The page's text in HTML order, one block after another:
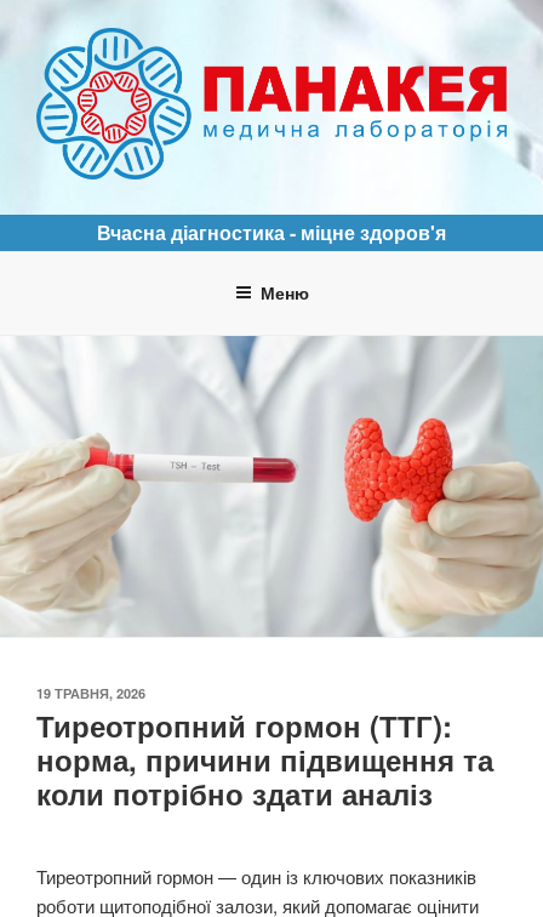
вмісту
ПАНАКЕЯ
Вчасна діагностика - міцне здоров'я
Меню
ОПУБЛІКОВАНО
19 ТРАВНЯ, 2026
Тиреотропний гормон (ТТГ):
норма, причини підвищення та
коли потрібно здати аналіз
Тиреотропний гормон — один із ключових показників
роботи щитоподібної залози, який допомагає оцінити